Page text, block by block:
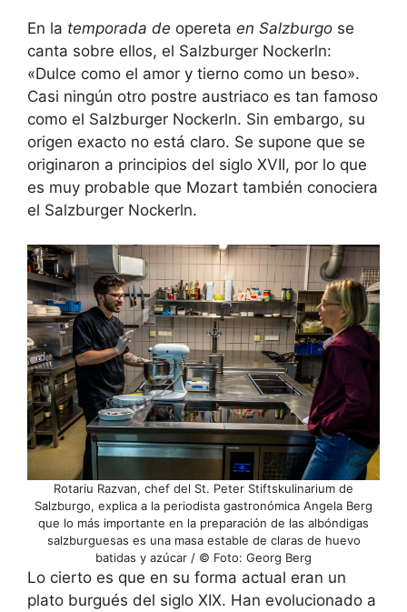
En la temporada de opereta en Salzburgo se
canta sobre ellos, el Salzburger Nockerln:
«Dulce como el amor y tierno como un beso».
Casi ningún otro postre austriaco es tan famoso
como el Salzburger Nockerln. Sin embargo, su
origen exacto no está claro. Se supone que se
originaron a principios del siglo XVII, por lo que
es muy probable que Mozart también conociera
el Salzburger Nockerln.
Rotariu Razvan, chef del St. Peter Stiftskulinarium de
Salzburgo, explica a la periodista gastronómica Angela Berg
que lo más importante en la preparación de las albóndigas
salzburguesas es una masa estable de claras de huevo
batidas y azúcar / © Foto: Georg Berg
Lo cierto es que en su forma actual eran un
plato burgués del siglo XIX. Han evolucionado a